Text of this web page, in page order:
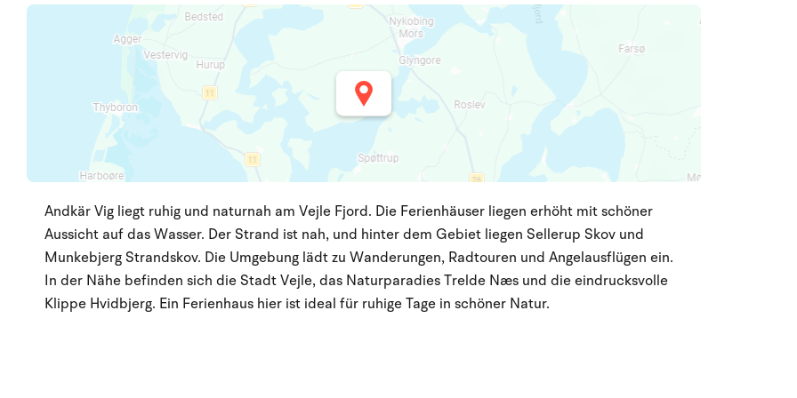
Andkär Vig liegt ruhig und naturnah am Vejle Fjord. Die Ferienhäuser liegen erhöht mit schöner
Aussicht auf das Wasser. Der Strand ist nah, und hinter dem Gebiet liegen Sellerup Skov und
Munkebjerg Strandskov. Die Umgebung lädt zu Wanderungen, Radtouren und Angelausflügen ein.
In der Nähe befinden sich die Stadt Vejle, das Naturparadies Trelde Næs und die eindrucksvolle
Klippe Hvidbjerg. Ein Ferienhaus hier ist ideal für ruhige Tage in schöner Natur.